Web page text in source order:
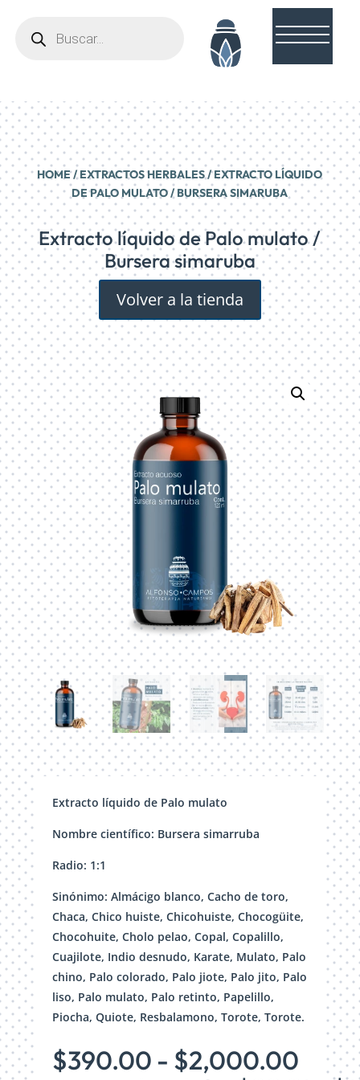
productos
HOME/EXTRACTOS HERBALES/ EXTRACTO LÍQUIDO
DE PALO MULATO / BURSERA SIMARUBA
Extracto líquido de Palo mulato /
Bursera simaruba
Volver a la tienda
Extracto líquido de Palo mulato
Nombre científico: Bursera simarruba
Radio: 1:1
Sinónimo: Almácigo blanco, Cacho de toro,
Chaca, Chico huiste, Chicohuiste, Chocogüite,
Chocohuite, Cholo pelao, Copal, Copalillo,
Cuajilote, Indio desnudo, Karate, Mulato, Palo
chino, Palo colorado, Palo jiote, Palo jito, Palo
liso, Palo mulato, Palo retinto, Papelillo,
Piocha, Quiote, Resbalamono, Torote, Torote.
$390.00 - $2,000.00